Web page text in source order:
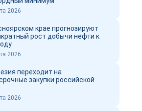
2026
крае прогнозируют
рост добычи нефти к
2026
переходит на
закупки российской
2026